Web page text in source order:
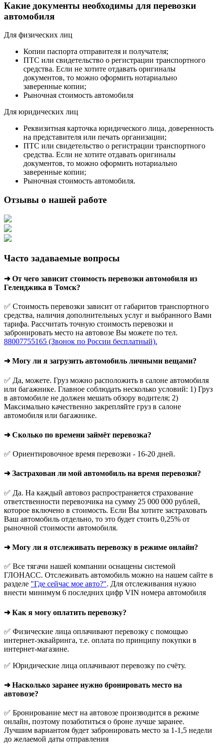
Какие документы необходимы для перевозки
автомобиля
Для физических лиц
Копии паспорта отправителя и получателя;
ПТС или свидетельство о регистрации транспортного
средства. Если не хотите отдавать оригиналы
документов, то можно оформить нотариально
заверенные копии;
Рыночная стоимость автомобиля
Для юридических лиц
Реквизитная карточка юридического лица, доверенность
на представителя или печать организации;
ПТС или свидетельство о регистрации транспортного
средства. Если не хотите отдавать оригиналы
документов, то можно оформить нотариально
заверенные копии;
Рыночная стоимость автомобиля.
Отзывы о нашей работе
Часто задаваемые вопросы
➜ От чего зависит стоимость перевозки автомобиля из
Геленджика в Томск?
✅ Стоимость перевозки зависит от габаритов транспортного
средства, наличия дополнительных услуг и выбранного Вами
тарифа. Рассчитать точную стоимость перевозки и
забронировать место на автовозе Вы можете по тел.
88007755165 (Звонок по России бесплатный).
➜ Могу ли я загрузить автомобиль личными вещами?
✅ Да, можете. Груз можно расположить в салоне автомобиля
или багажнике. Главное соблюдать несколько условий: 1) Груз
в автомобиле не должен мешать обзору водителя; 2)
Максимально качественно закрепляйте груз в салоне
автомобиля или багажнике.
➜ Сколько по времени займёт перевозка?
✅ Ориентировочное время перевозки - 16-20 дней.
➜ Застрахован ли мой автомобиль на время перевозки?
✅ Да. На каждый автовоз распространяется страхование
ответственности перевозчика на сумму 25 000 000 рублей,
которое включено в стоимость. Если Вы хотите застраховать
Ваш автомобиль отдельно, то это будет стоить 0,25% от
рыночной стоимости автомобиля.
➜ Могу ли я отслеживать перевозку в режиме онлайн?
✅ Все тягачи нашей компании оснащены системой
ГЛОНАСС. Отслеживать автомобиль можно на нашем сайте в
разделе "Где сейчас мое авто?". Для отслеживания нужно
внести минимум 6 последних цифр VIN номера автомобиля
➜ Как я могу оплатить перевозку?
✅ Физические лица оплачивают перевозку с помощью
интернет-эквайринга, т.е. оплата по принципу покупки в
интернет-магазине.
✅ Юридические лица оплачивают перевозку по счёту.
➜ Насколько заранее нужно бронировать место на
автовозе?
✅ Бронирование мест на автовозе производится в режиме
онлайн, поэтому позаботиться о броне лучше заранее.
Лучшим вариантом будет забронировать место за 1-1,5 недели
до желаемой даты отправления